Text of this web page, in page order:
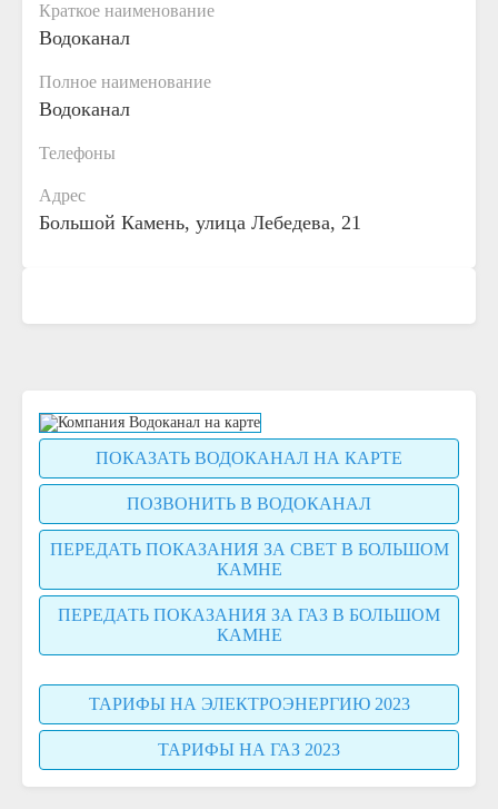
Краткое наименование
Водоканал
Полное наименование
Водоканал
Телефоны
Адрес
Большой Камень, улица Лебедева, 21
ПОКАЗАТЬ ВОДОКАНАЛ НА КАРТЕ
ПОЗВОНИТЬ В ВОДОКАНАЛ
ПЕРЕДАТЬ ПОКАЗАНИЯ ЗА СВЕТ В БОЛЬШОМ
КАМНЕ
ПЕРЕДАТЬ ПОКАЗАНИЯ ЗА ГАЗ В БОЛЬШОМ
КАМНЕ
ТАРИФЫ НА ЭЛЕКТРОЭНЕРГИЮ 2023
ТАРИФЫ НА ГАЗ 2023